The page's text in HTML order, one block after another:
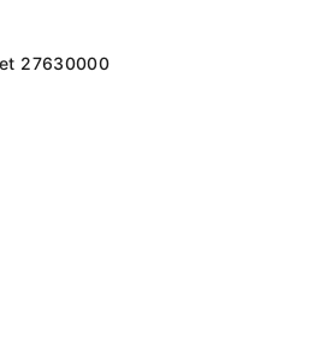
27630000